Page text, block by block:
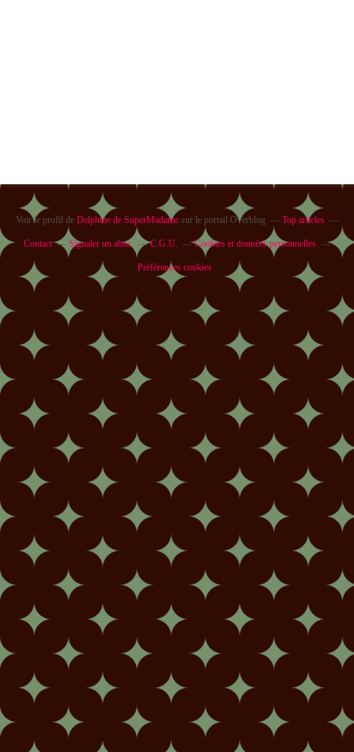
Voir le profil de Delphine de SuperMadamesur le portail Overblog Top articles
Contact Signaler un abus C.G.U. Cookies et données personnelles
Préférences cookies